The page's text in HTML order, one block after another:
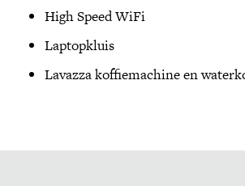
High Speed WiFi
Laptopkluis
Lavazza koffiemachine en